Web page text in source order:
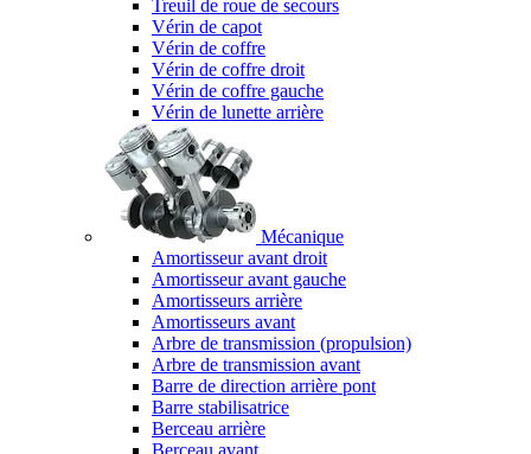
Treuil de roue de secours
Vérin de capot
Vérin de coffre
Vérin de coffre droit
Vérin de coffre gauche
Vérin de lunette arrière
Mécanique
Amortisseur avant droit
Amortisseur avant gauche
Amortisseurs arrière
Amortisseurs avant
Arbre de transmission (propulsion)
Arbre de transmission avant
Barre de direction arrière pont
Barre stabilisatrice
Berceau arrière
Berceau avant